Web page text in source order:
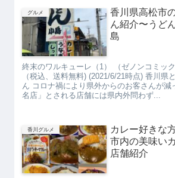
グルメ
香川県高松市
ん紹介〜うど
島
終末のワルキューレ（1） （ゼノンコミッ
（税込、送料無料) (2021/6/21時点) 香川県
ん コロナ禍により県外からのお客さんが減
名店」とされる店舗には県内外問わず...
香川グルメ
カレー好きな
市内の美味い
店舗紹介